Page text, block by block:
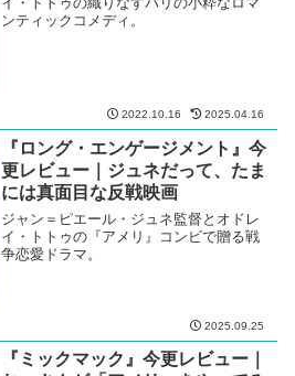
ンティックコメディ。
2022.10.16 2025.04.16
『ロング・エンゲージメント』今
更レビュー｜ジュネだって、たま
には真面目な反戦映画
ジャン＝ピエール・ジュネ監督とオドレ
イ・トトゥの『アメリ』コンビで贈る戦
争恋愛ドラマ。
2025.09.25
『ミックマック』今更レビュー｜